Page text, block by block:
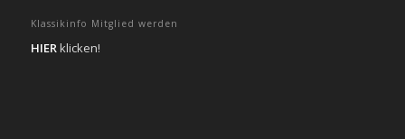
Klassikinfo Mitglied werden
HIERklicken!